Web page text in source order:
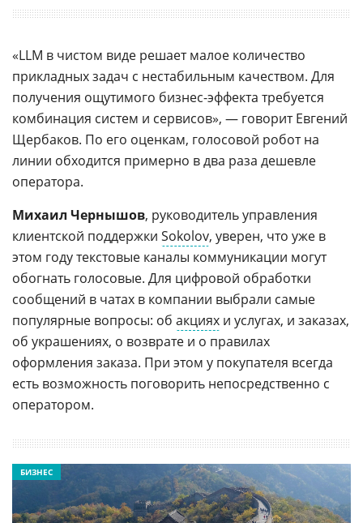
«LLM в чистом виде решает малое количество
прикладных задач с нестабильным качеством. Для
получения ощутимого бизнес-эффекта требуется
комбинация систем и сервисов», — говорит Евгений
Щербаков. По его оценкам, голосовой робот на
линии обходится примерно в два раза дешевле
оператора.
Михаил Чернышов, руководитель управления
клиентской поддержки Sokolov, уверен, что уже в
этом году текстовые каналы коммуникации могут
обогнать голосовые. Для цифровой обработки
сообщений в чатах в компании выбрали самые
популярные вопросы: об акциях и услугах, и заказах,
об украшениях, о возврате и о правилах
оформления заказа. При этом у покупателя всегда
есть возможность поговорить непосредственно с
оператором.
БИЗНЕС